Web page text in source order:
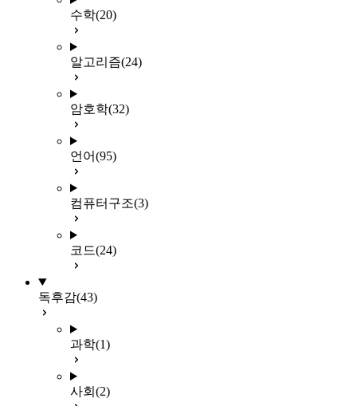
수학(20)
알고리즘(24)
암호학(32)
언어(95)
컴퓨터구조(3)
코드(24)
독후감(43)
과학(1)
사회 (2)